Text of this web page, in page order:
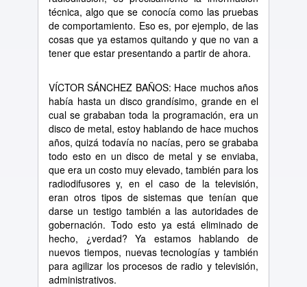
técnica, algo que se conocía como las pruebas
de comportamiento. Eso es, por ejemplo, de las
cosas que ya estamos quitando y que no van a
tener que estar presentando a partir de ahora.
VÍCTOR SÁNCHEZ BAÑOS: Hace muchos años
había hasta un disco grandísimo, grande en el
cual se grababan toda la programación, era un
disco de metal, estoy hablando de hace muchos
años, quizá todavía no nacías, pero se grababa
todo esto en un disco de metal y se enviaba,
que era un costo muy elevado, también para los
radiodifusores y, en el caso de la televisión,
eran otros tipos de sistemas que tenían que
darse un testigo también a las autoridades de
gobernación. Todo esto ya está eliminado de
hecho, ¿verdad? Ya estamos hablando de
nuevos tiempos, nuevas tecnologías y también
para agilizar los procesos de radio y televisión,
administrativos.